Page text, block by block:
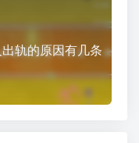
轨的原因有几条